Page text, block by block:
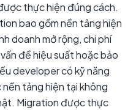
thực hiện đúng cách.
bao gồm nền tảng hiện
doanh mở rộng, chi phí
đề hiệu suất hoặc bảo
developer có kỹ năng
tảng hiện tại không
Migration được thực